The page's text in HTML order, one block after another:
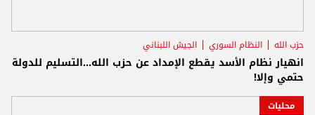
حزب الله النظام السوري الجيش اللبناني
انهيار نظام الأسد يقطع الإمداد عن حزب الله...التسليم للدولة
حتمي وإلا!
محليات